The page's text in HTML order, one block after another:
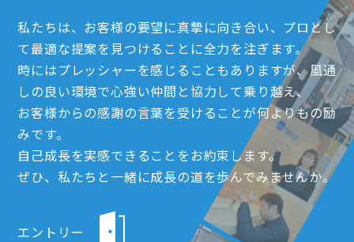
私たちは、お客様の要望に真摯に向き合い、プロとし
て最適な提案を見つけることに全力を注ぎます。
時にはプレッシャーを感じることもありますが、風通
しの良い環境で心強い仲間と協力して乗り越え、
お客様からの感謝の言葉を受けることが何よりもの励
みです。
自己成長を実感できることをお約束します。
ぜひ、私たちと一緒に成長の道を歩んでみませんか。
エントリー